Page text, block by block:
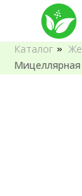
Каталог »